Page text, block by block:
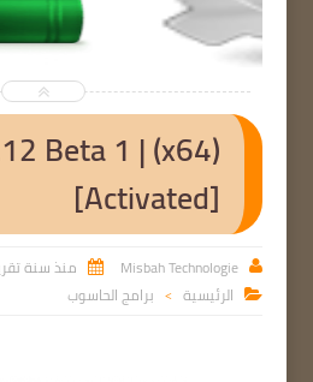
Beta 1 | (x64)
[Activated]

Misbah Technologie
 منذ سنة
 الرئيسية > برامج الحاسوب